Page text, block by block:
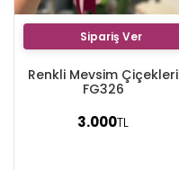
Sipariş Ver
Renkli Mevsim Çiçekleri
FG326
3.000TL